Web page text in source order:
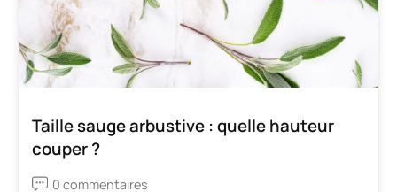
Taille sauge arbustive : quelle hauteur
couper ?
0 commentaires